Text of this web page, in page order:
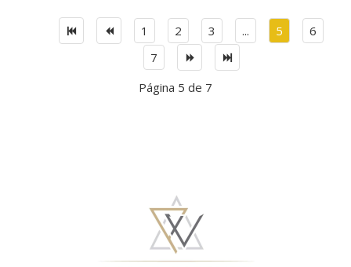
1 2 3 ... 5
6
7
Página 5 de 7